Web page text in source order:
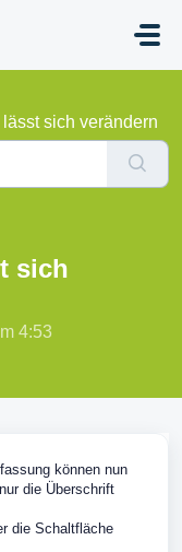
sich verändern
sich
4:53
können nun
die Überschrift
die Schaltfläche